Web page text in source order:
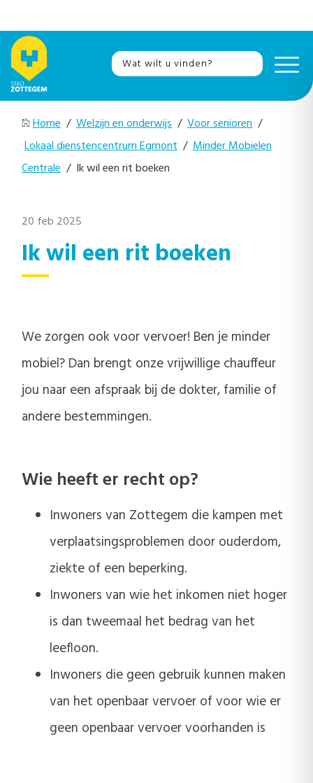
Home / Welzijn en onderwijs / Voor senioren /
Lokaal dienstencentrum Egmont / Minder Mobielen
Centrale / Ik wil een rit boeken
20 feb 2025
Ik wil een rit boeken
We zorgen ook voor vervoer! Ben je minder
mobiel? Dan brengt onze vrijwillige chauffeur
jou naar een afspraak bij de dokter, familie of
andere bestemmingen.
Wie heeft er recht op?
Inwoners van Zottegem die kampen met
verplaatsingsproblemen door ouderdom,
ziekte of een beperking.
Inwoners van wie het inkomen niet hoger
is dan tweemaal het bedrag van het
leefloon.
Inwoners die geen gebruik kunnen maken
van het openbaar vervoer of voor wie er
geen openbaar vervoer voorhanden is